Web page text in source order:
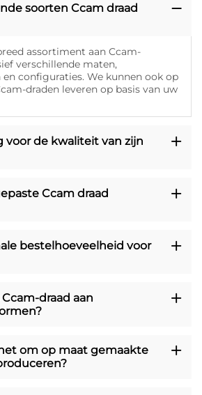
soorten Ccam draad
assortiment aan Ccam-
verschillende maten,
configuraties. We kunnen ook op
draden leveren op basis van uw
voor de kwaliteit van zijn
Ccam draad
bestelhoeveelheid voor
draad aan
om op maat gemaakte